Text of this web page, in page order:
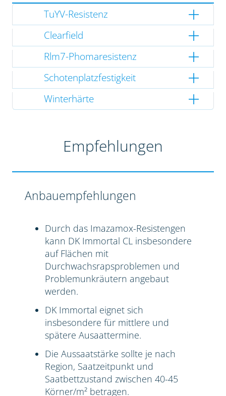
TuYV-Resistenz
Clearfield
Rlm7-Phomaresistenz
Schotenplatzfestigkeit
Winterhärte
Empfehlungen
Anbauempfehlungen
Durch das Imazamox-Resistengen
kann DK Immortal CL insbesondere
auf Flächen mit
Durchwachsrapsproblemen und
Problemunkräutern angebaut
werden.
DK Immortal eignet sich
insbesondere für mittlere und
spätere Ausaattermine.
Die Aussaatstärke sollte je nach
Region, Saatzeitpunkt und
Saatbettzustand zwischen 40-45
Körner/m² betragen.